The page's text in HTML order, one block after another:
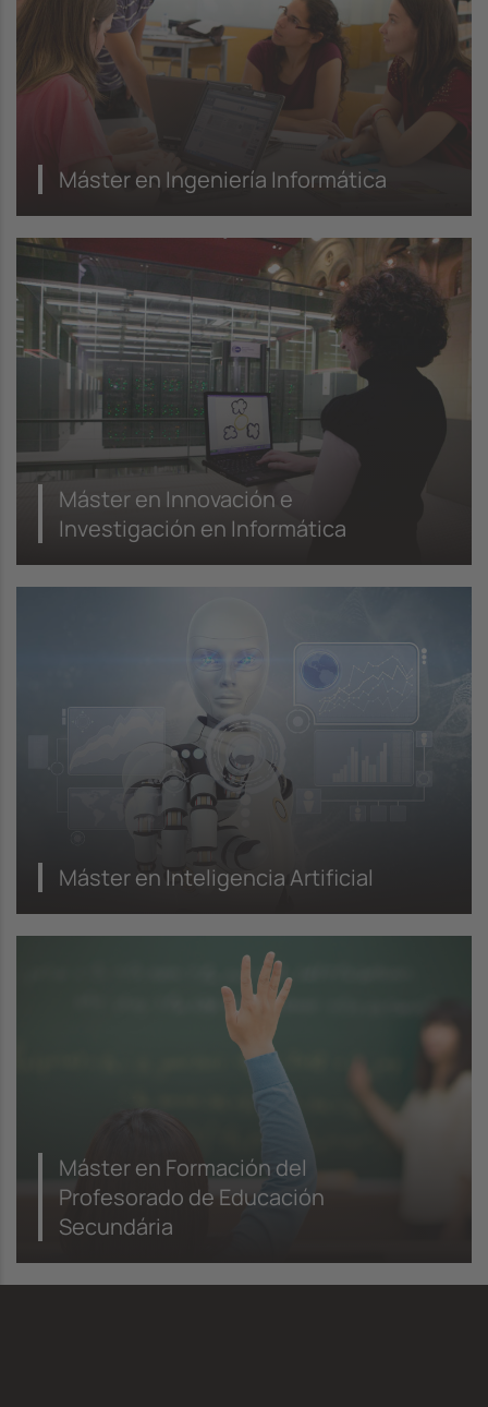
Máster en Ingeniería Informática
Máster en Innovación e
Investigación en Informática
Máster en Inteligencia Artificial
Máster en Formación del
Profesorado de Educación
Secundária